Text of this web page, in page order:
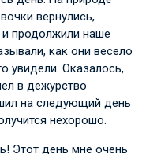
вернулись,
продолжили наше
как они весело
увидели. Оказалось,
в дежурство
на следующий день
нехорошо.
Этот день мне очень